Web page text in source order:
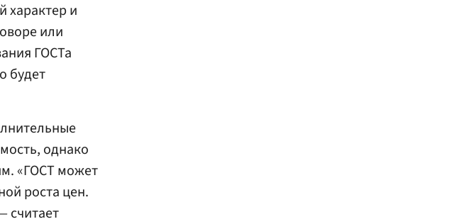
характер и
или
ГОСТа
будет
однако
«ГОСТ может
роста цен.
считает